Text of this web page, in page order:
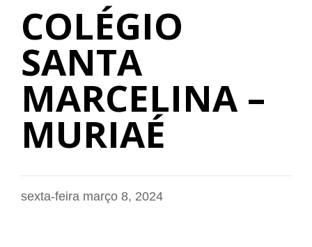
COLÉGIO
SANTA
MARCELINA –
MURIAÉ
sexta-feira março 8, 2024